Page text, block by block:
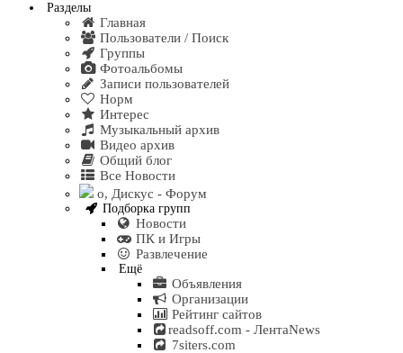
Разделы
Главная
Пользователи / Поиск
Группы
Фотоальбомы
Записи пользователей
Норм
Интерес
Музыкальный архив
Видео архив
Общий блог
Все Новости
о, Дискус - Форум
Подборка групп
Новости
ПК и Игры
Развлечение
Ещё
Объявления
Организации
Рейтинг сайтов
readsoff.com - ЛентаNews
7siters.com